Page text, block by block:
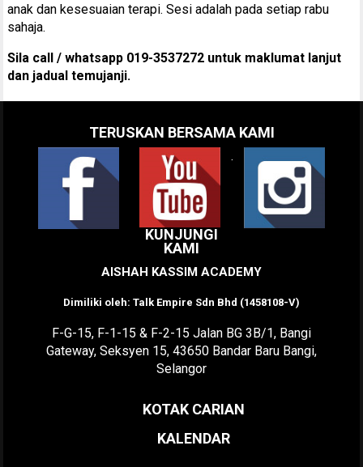
anak dan kesesuaian terapi. Sesi adalah pada setiap rabu
sahaja.
Sila call / whatsapp 019-3537272 untuk maklumat lanjut
dan jadual temujanji.
TERUSKAN BERSAMA KAMI
.
KUNJUNGI
KAMI
AISHAH KASSIM ACADEMY
Dimiliki oleh: Talk Empire Sdn Bhd (1458108-V)
F-G-15, F-1-15 & F-2-15 Jalan BG 3B/1, Bangi
Gateway, Seksyen 15, 43650 Bandar Baru Bangi,
Selangor
KOTAK CARIAN
KALENDAR